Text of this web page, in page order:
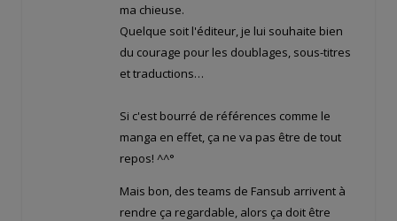
ma chieuse.
Quelque soit l'éditeur, je lui souhaite bien
du courage pour les doublages, sous-titres
et traductions…
Si c'est bourré de références comme le
manga en effet, ça ne va pas être de tout
repos! ^^°
Mais bon, des teams de Fansub arrivent à
rendre ça regardable, alors ça doit être